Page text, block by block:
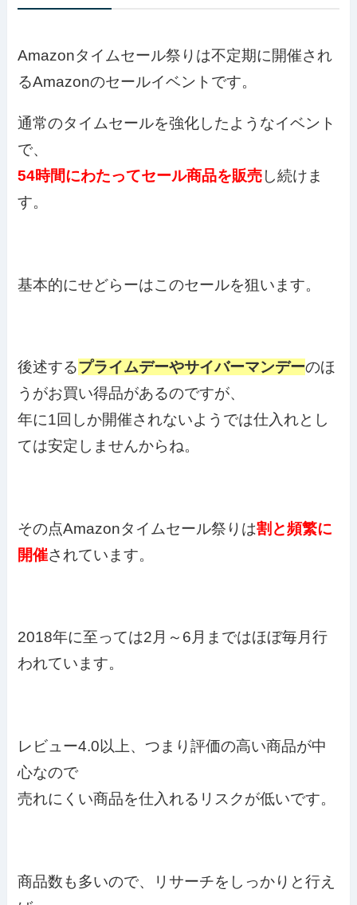
Amazonタイムセール祭りは不定期に開催され
るAmazonのセールイベントです。
通常のタイムセールを強化したようなイベント
で、
54時間にわたってセール商品を販売し続けま
す。
基本的にせどらーはこのセールを狙います。
後述するプライムデーやサイバーマンデーのほ
うがお買い得品があるのですが、
年に1回しか開催されないようでは仕入れとし
ては安定しませんからね。
その点Amazonタイムセール祭りは割と頻繁に
開催されています。
2018年に至っては2月～6月まではほぼ毎月行
われています。
レビュー4.0以上、つまり評価の高い商品が中
心なので
売れにくい商品を仕入れるリスクが低いです。
商品数も多いので、リサーチをしっかりと行え